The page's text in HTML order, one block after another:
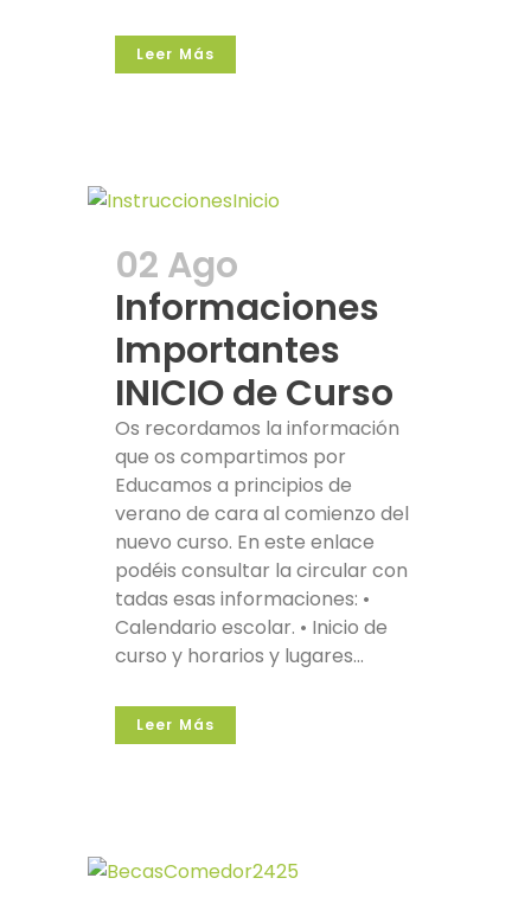
Leer Más
02 Ago
Informaciones
Importantes
INICIO de Curso
Os recordamos la información
que os compartimos por
Educamos a principios de
verano de cara al comienzo del
nuevo curso. En este enlace
podéis consultar la circular con
tadas esas informaciones: •
Calendario escolar. • Inicio de
curso y horarios y lugares...
Leer Más